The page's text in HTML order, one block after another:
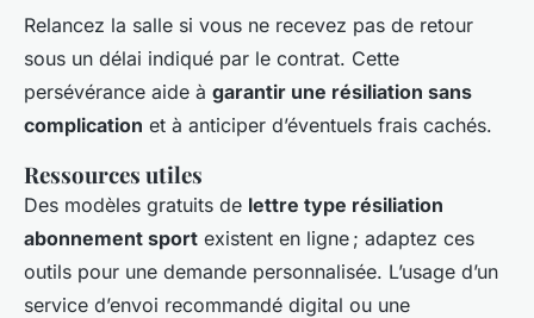
Relancez la salle si vous ne recevez pas de retour
sous un délai indiqué par le contrat. Cette
persévérance aide à garantir une résiliation sans
complication et à anticiper d’éventuels frais cachés.
Ressources utiles
Des modèles gratuits de lettre type résiliation
abonnement sport existent en ligne ; adaptez ces
outils pour une demande personnalisée. L’usage d’un
service d’envoi recommandé digital ou une